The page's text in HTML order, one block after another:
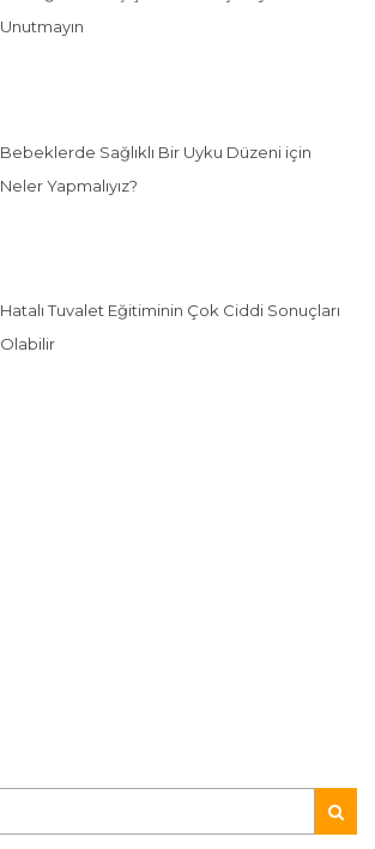
Unutmayın
Bebeklerde Sağlıklı Bir Uyku Düzeni için
Neler Yapmalıyız?
Hatalı Tuvalet Eğitiminin Çok Ciddi Sonuçları
Olabilir